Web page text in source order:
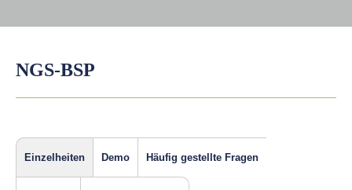
NGS-BSP
Einzelheiten Demo Häufig gestellte Fragen